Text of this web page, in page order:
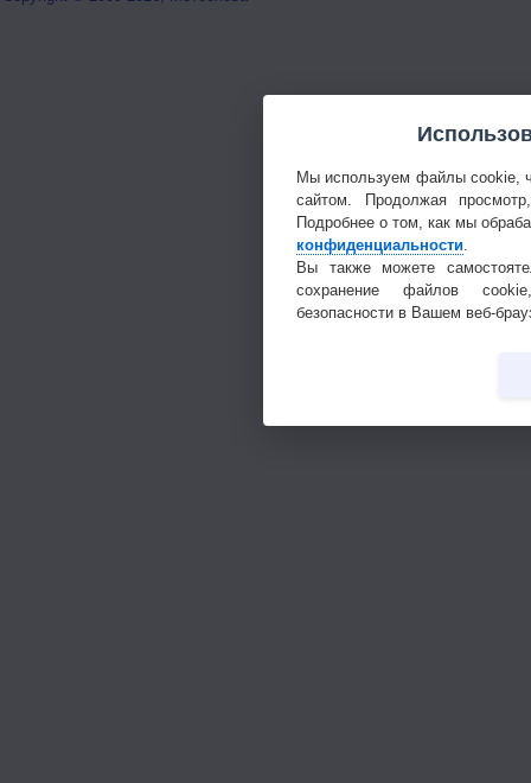
Мы используем файлы cookie,
сайтом. Продолжая
Подробнее о том, как мы
конфиденциальности
Вы также можете
сохранение файлов
безопасности в Вашем веб-